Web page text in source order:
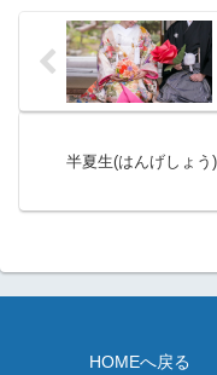
半夏生(はんげしょう
HOMEへ戻る